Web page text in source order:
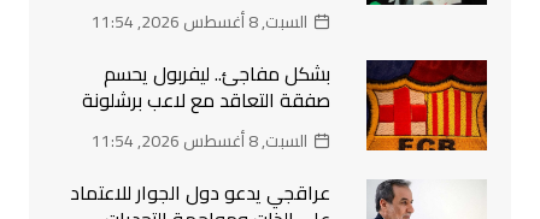
السبت, 8 أغسطس 2026, 11:54
بشكل مفاجئ.. ليفربول يحسم
صفقة التعاقد مع لاعب برشلونة
السبت, 8 أغسطس 2026, 11:54
عراقجي يدعو دول الجوار للاعتماد